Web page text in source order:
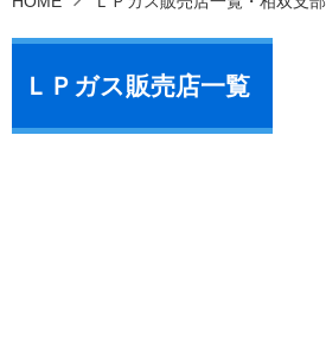
ＬＰガス販売店一覧